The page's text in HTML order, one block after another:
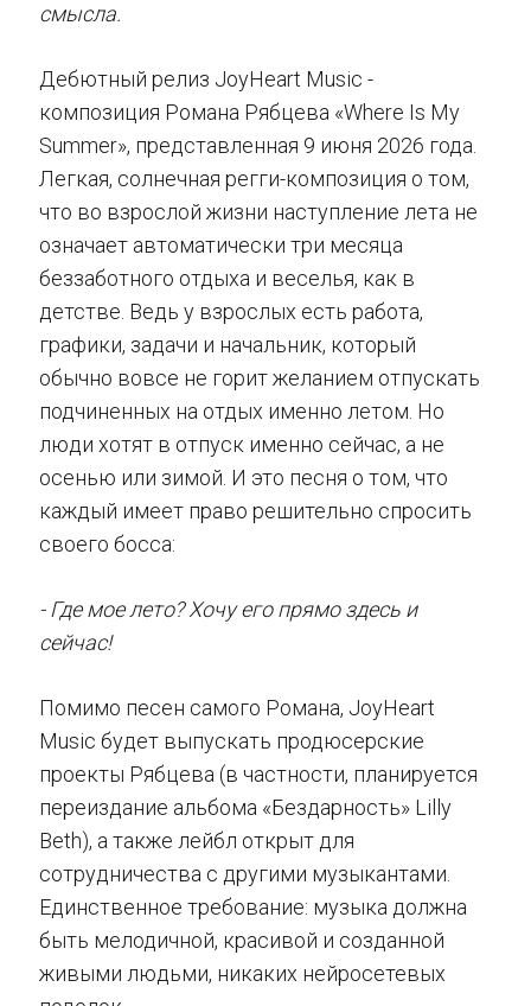
смысла.
Дебютный релиз JoyHeart Music -
композиция Романа Рябцева «Where Is My
Summer», представленная 9 июня 2026 года.
Легкая, солнечная регги-композиция о том,
что во взрослой жизни наступление лета не
означает автоматически три месяца
беззаботного отдыха и веселья, как в
детстве. Ведь у взрослых есть работа,
графики, задачи и начальник, который
обычно вовсе не горит желанием отпускать
подчиненных на отдых именно летом. Но
люди хотят в отпуск именно сейчас, а не
осенью или зимой. И это песня о том, что
каждый имеет право решительно спросить
своего босса:
- Где мое лето? Хочу его прямо здесь и
сейчас!
Помимо песен самого Романа, JoyHeart
Music будет выпускать продюсерские
проекты Рябцева (в частности, планируется
переиздание альбома «Бездарность» Lilly
Beth), а также лейбл открыт для
сотрудничества с другими музыкантами.
Единственное требование: музыка должна
быть мелодичной, красивой и созданной
живыми людьми, никаких нейросетевых